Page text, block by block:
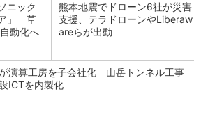
ニック
」 草
動化へ
熊本地震でドローン6社が災害
支援、テラドローンやLiberaw
areらが出動
演算工房を子会社化 山岳トンネル工事
ICTを内製化